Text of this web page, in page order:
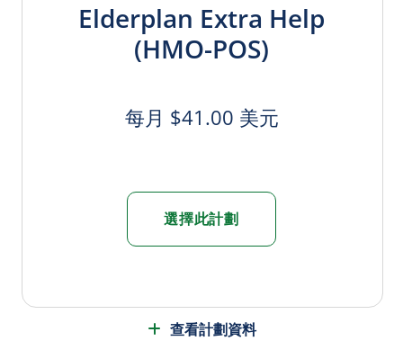
Elderplan Extra Help
(HMO-POS)
每月 $41.00 美元
選擇此計劃
查看計劃資料